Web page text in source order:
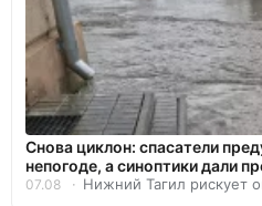
Снова циклон: спасатели
непогоде, а синоптики дали
07.08 Нижний Тагил рискует